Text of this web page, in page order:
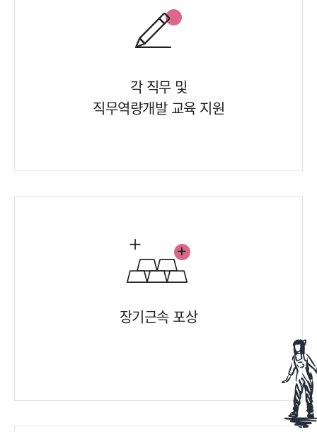
각 직무 및
직무역량개발 교육 지원
장기근속 포상